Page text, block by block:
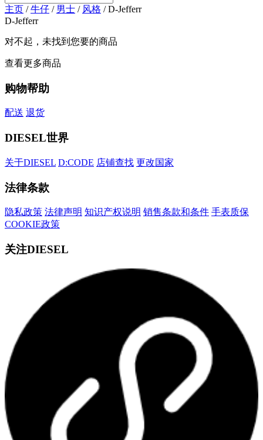
主页 /牛仔 / 男士 / 风格 / D-Jefferr
D-Jefferr
对不起，未找到您要的商品
查看更多商品
购物帮助
配送 退货
DIESEL世界
关于DIESEL D:CODE 店铺查找 更改国家
法律条款
隐私政策 法律声明 知识产权说明 销售条款和条件 手表质保
COOKIE政策
关注DIESEL